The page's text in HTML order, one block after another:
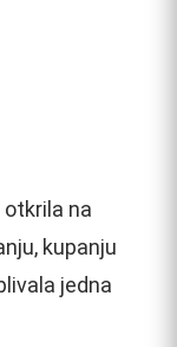
na
kupanju
jedna